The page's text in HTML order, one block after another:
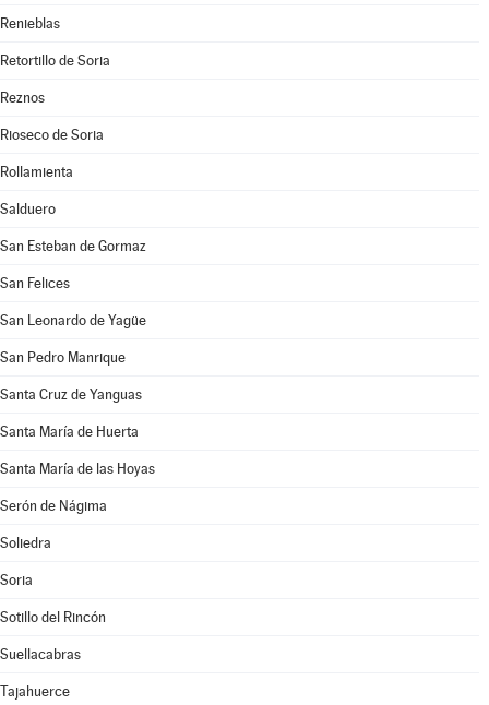
Renieblas
Retortillo de Soria
Reznos
Rioseco de Soria
Rollamienta
Salduero
San Esteban de Gormaz
San Felices
San Leonardo de Yagüe
San Pedro Manrique
Santa Cruz de Yanguas
Santa María de Huerta
Santa María de las Hoyas
Serón de Nágima
Soliedra
Soria
Sotillo del Rincón
Suellacabras
Tajahuerce